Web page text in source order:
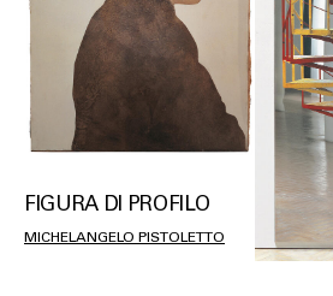
FIGURA DI PROFILO
MICHELANGELO PISTOLETTO